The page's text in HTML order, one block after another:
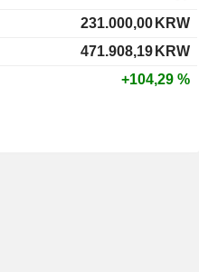
231.000,00 KRW
471.908,19 KRW
+104,29 %